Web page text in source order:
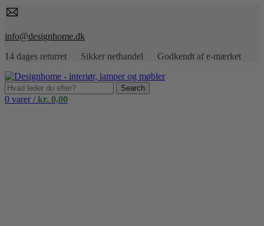
info@designhome.dk
14 dages returret Sikker nethandel Godkendt af e-mærket
Search
0 varer / kr. 0,00